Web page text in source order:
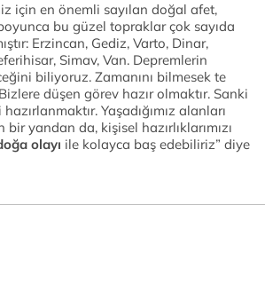
için en önemli sayılan doğal afet,
bu güzel topraklar çok sayıda
Erzincan, Gediz, Varto, Dinar,
Simav, Van. Depremlerin
biliyoruz. Zamanını bilmesek te
düşen görev hazır olmaktır. Sanki
Yaşadığımız alanları
yandan da, kişisel hazırlıklarımızı
olayı ile kolayca baş edebiliriz” diye